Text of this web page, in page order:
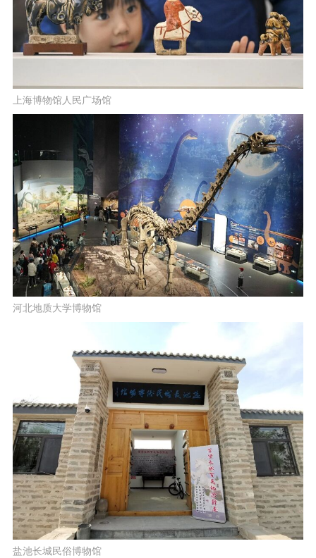
上海博物馆人民广场馆
河北地质大学博物馆
盐池长城民俗博物馆